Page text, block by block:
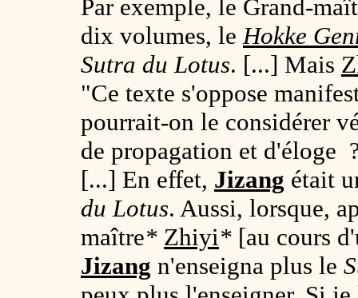
Par exemple, le Grand-
dix volumes, leHokke
Sutra du Lotus. [...] Mais
"Ce texte s'oppose
pourrait-on le considérer
de propagation et d'éloge
[...] En effet, Jizang était
du Lotus. Aussi, lorsque,
maître* Zhiyi* [au cours
Jizang n'enseigna plus le